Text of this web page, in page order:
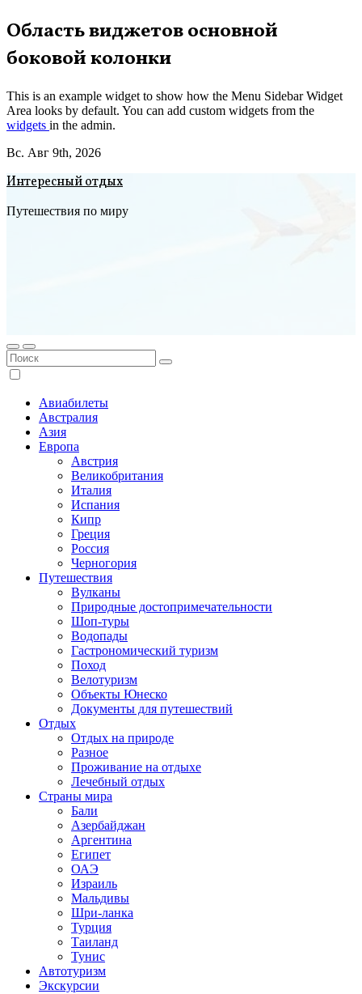
Перейти
к
содержимому
Область виджетов основной
боковой колонки
This is an example widget to show how the Menu Sidebar Widget
Area looks by default. You can add custom widgets from the
widgets in the admin.
Вс. Авг 9th, 2026
Интересный отдых
Путешествия по миру
Авиабилеты
Австралия
Азия
Европа
Австрия
Великобритания
Италия
Испания
Кипр
Греция
Россия
Черногория
Путешествия
Вулканы
Природные достопримечательности
Шоп-туры
Водопады
Гастрономический туризм
Поход
Велотуризм
Объекты Юнеско
Документы для путешествий
Отдых
Отдых на природе
Разное
Проживание на отдыхе
Лечебный отдых
Страны мира
Бали
Азербайджан
Аргентина
Египет
ОАЭ
Израиль
Мальдивы
Шри-ланка
Турция
Таиланд
Тунис
Автотуризм
Экскурсии